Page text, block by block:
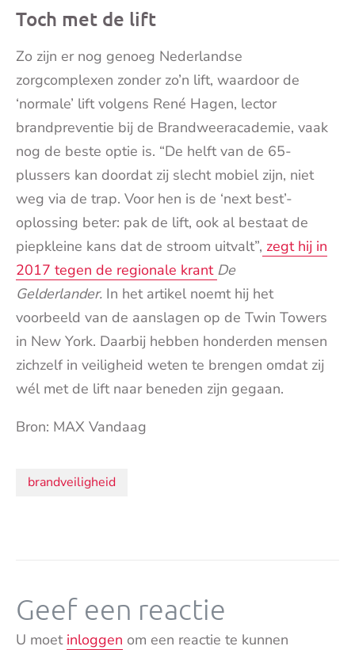
Toch met de lift
Zo zijn er nog genoeg Nederlandse
zorgcomplexen zonder zo’n lift, waardoor de
‘normale’ lift volgens René Hagen, lector
brandpreventie bij de Brandweeracademie, vaak
nog de beste optie is. “De helft van de 65-
plussers kan doordat zij slecht mobiel zijn, niet
weg via de trap. Voor hen is de ‘next best’-
oplossing beter: pak de lift, ook al bestaat de
piepkleine kans dat de stroom uitvalt”, zegt hij in
2017 tegen de regionale krant De
Gelderlander. In het artikel noemt hij het
voorbeeld van de aanslagen op de Twin Towers
in New York. Daarbij hebben honderden mensen
zichzelf in veiligheid weten te brengen omdat zij
wél met de lift naar beneden zijn gegaan.
Bron: MAX Vandaag
Onderwerpen:
brandveiligheid
Geef een reactie
U moet inloggen om een reactie te kunnen